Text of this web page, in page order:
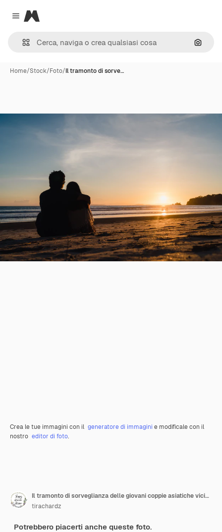
Close menu
Magnific
Cerca
Home/Stock/Foto/Il tramonto di sorve…
Crea le tue immagini con il generatore di immagini e modificale con il
nostro editor di foto.
Il tramonto di sorveglianza delle giovani coppie asiatiche vicino alla spiaggia, dolce coppia felice si rilassa gode di amore e del momento romantico
tirachardz
Potrebbero piacerti anche queste foto.